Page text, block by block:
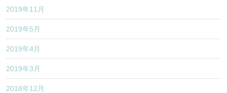
2019年11月
2019年5月
2019年4月
2019年3月
2018年12月